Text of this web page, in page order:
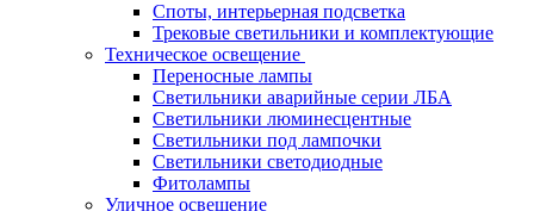
Споты, интерьерная подсветка
Трековые светильники и комплектующие
Техническое освещение
Переносные лампы
Светильники аварийные серии ЛБА
Светильники люминесцентные
Светильники под лампочки
Светильники светодиодные
Фитолампы
Уличное освещение